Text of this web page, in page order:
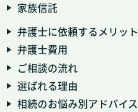
家族信託
弁護士に依頼するメリット
弁護士費用
ご相談の流れ
選ばれる理由
相続のお悩み別アドバイス